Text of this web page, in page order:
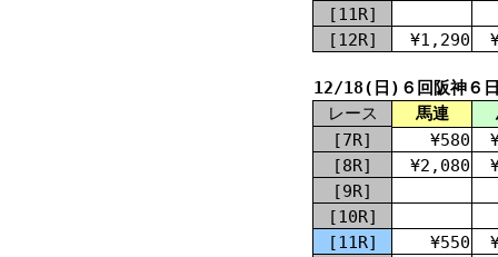
[11R]
[12R]
¥1,290
12/18(日)６回阪神６
レース
馬連
[7R]
¥580
[8R]
¥2,080
[9R]
[10R]
[11R]
¥550